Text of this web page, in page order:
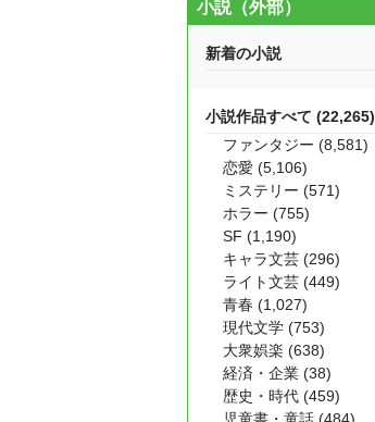
小説（外部）
新着の小説
小説作品すべて (22,265)
ファンタジー (8,581)
恋愛 (5,106)
ミステリー (571)
ホラー (755)
SF (1,190)
キャラ文芸 (296)
ライト文芸 (449)
青春 (1,027)
現代文学 (753)
大衆娯楽 (638)
経済・企業 (38)
歴史・時代 (459)